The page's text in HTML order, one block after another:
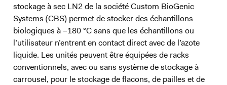
stockage à sec LN2 de la société Custom BioGenic
Systems (CBS) permet de stocker des échantillons
biologiques à –180 °C sans que les échantillons ou
l’utilisateur n’entrent en contact direct avec de l’azote
liquide. Les unités peuvent être équipées de racks
conventionnels, avec ou sans système de stockage à
carrousel, pour le stockage de flacons, de pailles et de